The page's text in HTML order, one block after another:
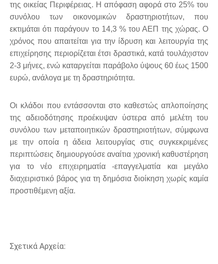
της οικείας Περιφέρειας. Η απόφαση αφορά στο 25% του
συνόλου των οικονομικών δραστηριοτήτων, που
εκτιμάται ότι παράγουν το 14,3 % του ΑΕΠ της χώρας. Ο
χρόνος που απαιτείται για την ίδρυση και λειτουργία της
επιχείρησης περιορίζεται έτσι δραστικά, κατά τουλάχιστον
2-3 μήνες, ενώ καταργείται παράβολο ύψους 60 έως 1500
ευρώ, ανάλογα με τη δραστηριότητα.
Οι κλάδοι που εντάσσονται στο καθεστώς απλοποίησης
της αδειοδότησης προέκυψαν ύστερα από μελέτη του
συνόλου των μεταποιητικών δραστηριοτήτων, σύμφωνα
με την οποία η άδεια λειτουργίας στις συγκεκριμένες
περιπτώσεις δημιουργούσε αναίτια χρονική καθυστέρηση
για το νέο επιχειρηματία -επαγγελματία και μεγάλο
διαχειριστικό βάρος για τη δημόσια διοίκηση χωρίς καμία
προστιθέμενη αξία.
Σχετικά Αρχεία: